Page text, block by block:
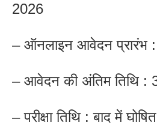
2026
– ऑनलाइन आवेदन प्रारंभ
– आवेदन की अंतिम तिथि :
– परीक्षा तिथि : बाद में